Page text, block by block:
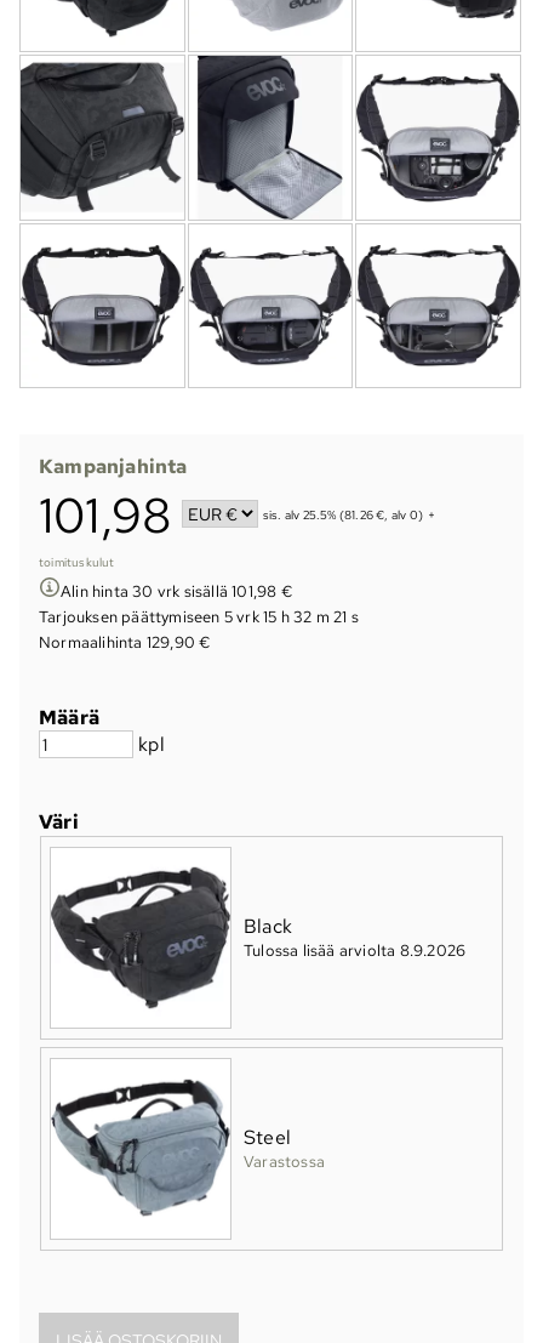
Kampanjahinta
101,98 sis. alv 25.5% (81.26 €, alv 0) +
toimituskulut
Alin hinta 30 vrk sisällä 101,98 €
Tarjouksen päättymiseen 5 vrk 15 h 32 m 20 s
Normaalihinta 129,90 €
Määrä
kpl
Väri
Black
Tulossa lisää arviolta 8.9.2026
Steel
Varastossa